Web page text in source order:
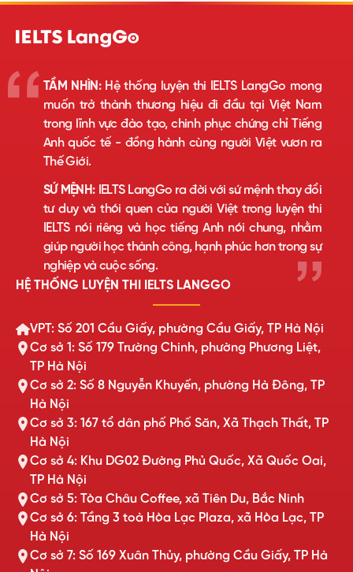
TẦM NHÌN:Hệ thống luyện thi IELTS LangGo mong
muốn trở thành thương hiệu đi đầu tại Việt Nam
trong lĩnh vực đào tạo, chinh phục chứng chỉ Tiếng
Anh quốc tế - đồng hành cùng người Việt vươn ra
Thế Giới.
SỨ MỆNH:IELTS LangGo ra đời với sứ mệnh thay đổi
tư duy và thói quen của người Việt trong luyện thi
IELTS nói riêng và học tiếng Anh nói chung, nhằm
giúp người học thành công, hạnh phúc hơn trong sự
nghiệp và cuộc sống.
HỆ THỐNG LUYỆN THI IELTS LANGGO
VPT: Số 201 Cầu Giấy, phường Cầu Giấy, TP Hà Nội
Cơ sở 1: Số 179 Trường Chinh, phường Phương Liệt,
TP Hà Nội
Cơ sở 2: Số 8 Nguyễn Khuyến, phường Hà Đông, TP
Hà Nội
Cơ sở 3: 167 tổ dân phố Phố Săn, Xã Thạch Thất, TP
Hà Nội
Cơ sở 4: Khu DG02 Đường Phủ Quốc, Xã Quốc Oai,
TP Hà Nội
Cơ sở 5: Tòa Châu Coffee, xã Tiên Du, Bắc Ninh
Cơ sở 6: Tầng 3 toà Hòa Lạc Plaza, xã Hòa Lạc, TP
Hà Nội
Cơ sở 7: Số 169 Xuân Thủy, phường Cầu Giấy, TP Hà